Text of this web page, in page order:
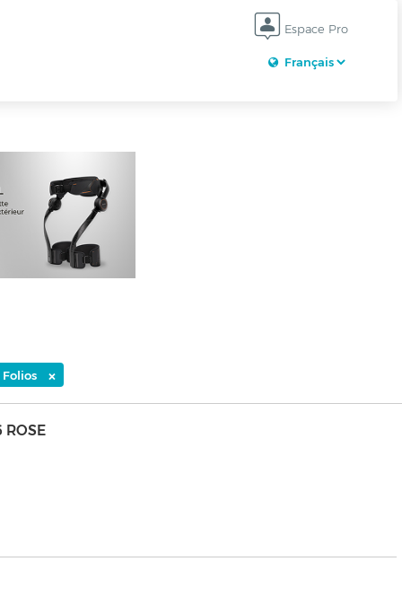
Espace Pro
Folios ×
ROSE